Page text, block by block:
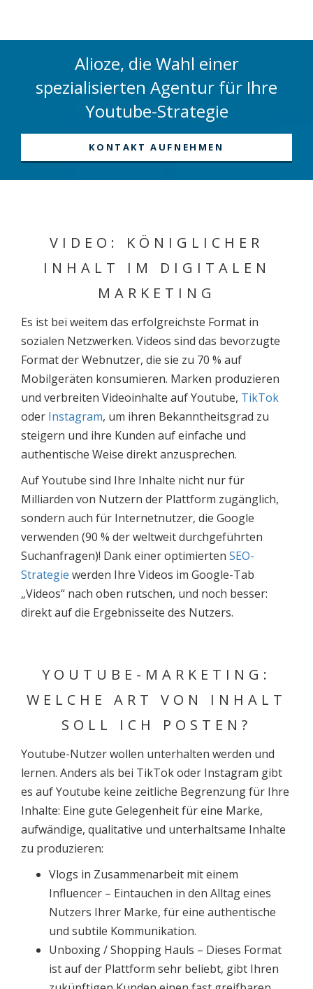
Alioze, die Wahl einer
spezialisierten Agentur für Ihre
Youtube-Strategie
KONTAKT AUFNEHMEN
VIDEO: KÖNIGLICHER
INHALT IM DIGITALEN
MARKETING
Es ist bei weitem das erfolgreichste Format in
sozialen Netzwerken. Videos sind das bevorzugte
Format der Webnutzer, die sie zu 70 % auf
Mobilgeräten konsumieren. Marken produzieren
und verbreiten Videoinhalte auf Youtube, TikTok
oder Instagram, um ihren Bekanntheitsgrad zu
steigern und ihre Kunden auf einfache und
authentische Weise direkt anzusprechen.
Auf Youtube sind Ihre Inhalte nicht nur für
Milliarden von Nutzern der Plattform zugänglich,
sondern auch für Internetnutzer, die Google
verwenden (90 % der weltweit durchgeführten
Suchanfragen)! Dank einer optimierten SEO-
Strategie werden Ihre Videos im Google-Tab
„Videos“ nach oben rutschen, und noch besser:
direkt auf die Ergebnisseite des Nutzers.
YOUTUBE-MARKETING:
WELCHE ART VON INHALT
SOLL ICH POSTEN?
Youtube-Nutzer wollen unterhalten werden und
lernen. Anders als bei TikTok oder Instagram gibt
es auf Youtube keine zeitliche Begrenzung für Ihre
Inhalte: Eine gute Gelegenheit für eine Marke,
aufwändige, qualitative und unterhaltsame Inhalte
zu produzieren:
Vlogs in Zusammenarbeit mit einem
Influencer – Eintauchen in den Alltag eines
Nutzers Ihrer Marke, für eine authentische
und subtile Kommunikation.
Unboxing / Shopping Hauls – Dieses Format
ist auf der Plattform sehr beliebt, gibt Ihren